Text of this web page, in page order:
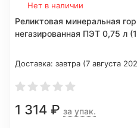
Нет в наличии
Реликтовая минеральная
негазированная ПЭТ 0,75 л
Доставка: завтра (7 августа
1 314 ₽ за упак.